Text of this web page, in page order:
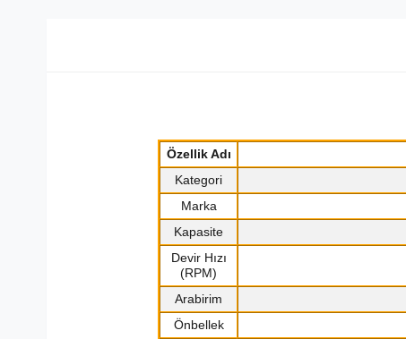
Özellik Adı
Kategori
Marka
Kapasite
Devir Hızı
(RPM)
Arabirim
Önbellek